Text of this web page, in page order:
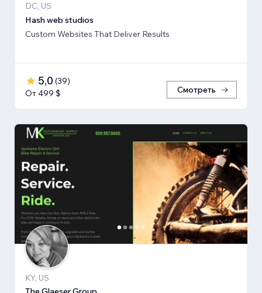
DC, US
Hash web studios
Custom Websites That Deliver Results
5,0 (39)
От 499 $
Смотреть
KY, US